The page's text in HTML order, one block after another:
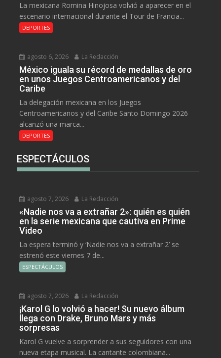
La mexicana Romina Hinojosa volvió a aparecer en el
escenario internacional durante el Tour de Francia...
DEPORTES
agosto 6, 2026 La Redacción
México iguala su récord de medallas de oro
en unos Juegos Centroamericanos y del
Caribe
La delegación mexicana en los Juegos
Centroamericanos y del Caribe Santo Domingo 2026
alcanzó una marca...
DEPORTES
ESPECTÁCULOS
agosto 7, 2026 La Redacción
«Nadie nos va a extrañar 2»: quién es quién
en la serie mexicana que cautiva en Prime
Video
La espera terminó y ‘Nadie nos va a extrañar 2’ se
estrenó este viernes 7 de...
ESPECTÁCULOS
agosto 7, 2026 La Redacción
¡Karol G lo volvió a hacer! Su nuevo álbum
llega con Drake, Bruno Mars y más
sorpresas
Karol G vuelve a sorprender a sus seguidores con una
nueva etapa musical. La cantante colombiana...